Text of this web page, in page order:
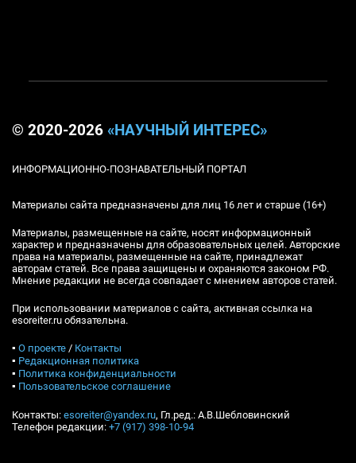
© 2020-2026 «НАУЧНЫЙ ИНТЕРЕС»
ИНФОРМАЦИОННО-ПОЗНАВАТЕЛЬНЫЙ ПОРТАЛ
Материалы сайта предназначены для лиц 16 лет и старше (16+)
Материалы, размещенные на сайте, носят информационный
характер и предназначены для образовательных целей. Авторские
права на материалы, размещенные на сайте, принадлежат
авторам статей. Все права защищены и охраняются законом РФ.
Мнение редакции не всегда совпадает с мнением авторов статей.
При использовании материалов с сайта, активная ссылка на
esoreiter.ru обязательна.
▪ О проекте / Контакты
▪ Редакционная политика
▪ Политика конфиденциальности
▪ Пользовательское соглашение
Контакты: esoreiter@yandex.ru, Гл.ред.: А.В.Шебловинский
Телефон редакции: +7 (917) 398-10-94